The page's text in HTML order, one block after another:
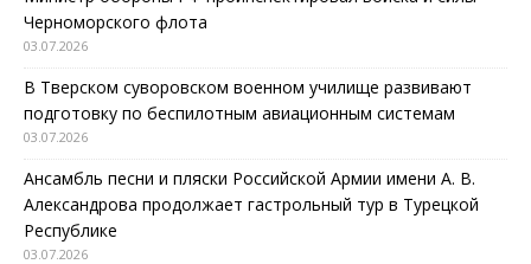
Черноморского флота
03.07.2026
В Тверском суворовском военном училище развивают
подготовку по беспилотным авиационным системам
03.07.2026
Ансамбль песни и пляски Российской Армии имени А. В.
Александрова продолжает гастрольный тур в Турецкой
Республике
03.07.2026